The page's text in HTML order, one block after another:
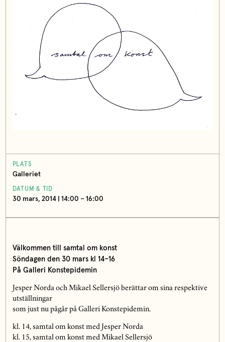
PLATS
Galleriet
DATUM & TID
30 mars, 2014 | 14:00 – 16:00
Välkommen till
samtal om konst
Söndagen den 30 mars kl 14–16
På Galleri Konstepidemin
Jesper Norda och Mikael Sellersjö berättar om sina respektive
utställningar
som just nu pågår på Galleri Konstepidemin.
kl. 14, samtal om konst med Jesper Norda
kl. 15, samtal om konst med Mikael Sellersjö